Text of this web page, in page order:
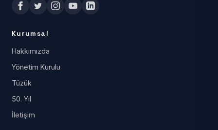
Kurumsal
Hakkımızda
Yönetim Kurulu
Tüzük
50. Yıl
İletişim